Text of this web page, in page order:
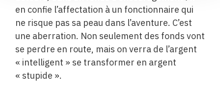
en confie l’affectation à un fonctionnaire qui
ne risque pas sa peau dans l’aventure. C’est
une aberration. Non seulement des fonds vont
se perdre en route, mais on verra de l’argent
« intelligent » se transformer en argent
« stupide ».